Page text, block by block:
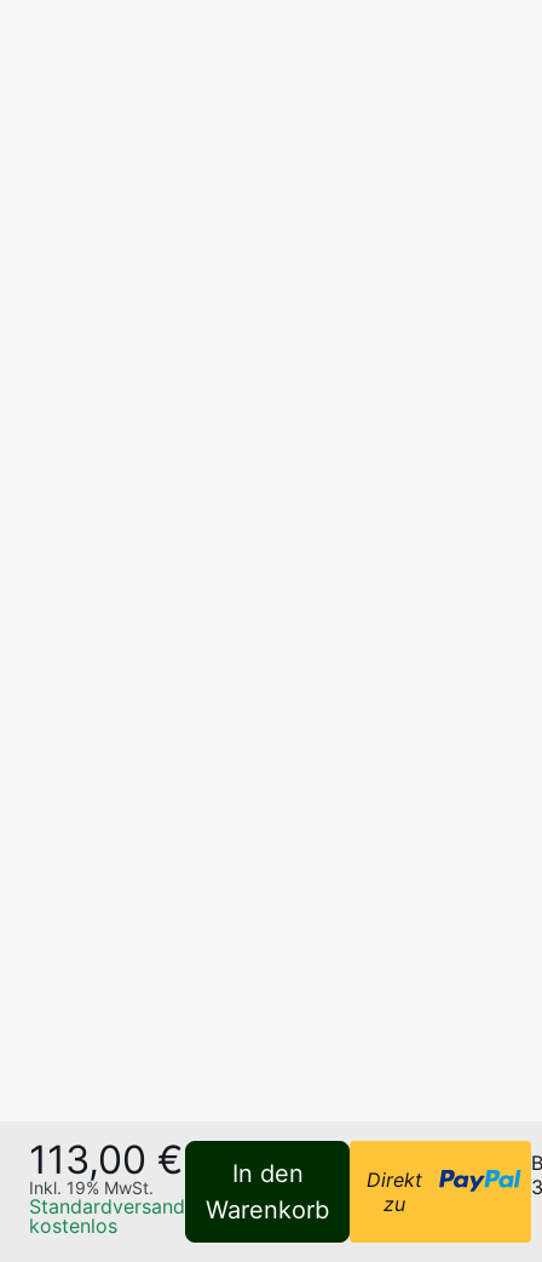
113,00 €
Inkl. 19% MwSt.
Standardversand
kostenlos
In den
Warenkorb
Direkt
zu